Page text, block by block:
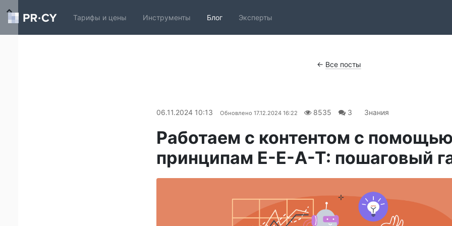
Тарифы и цены Инструменты Блог Эксперты
← Все посты
06.11.2024 10:13 Обновлено 17.12.2024 16:22 8535 3 Знания
Работаем с контентом с
принципам E-E-A-T: пошаговый